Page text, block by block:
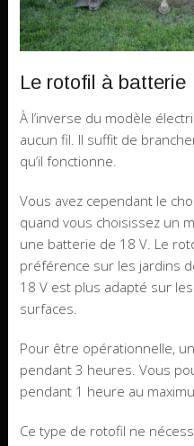
Le rotofil à batterie
À l’inverse du modèle
aucun fil. Il suffit de
qu’il fonctionne.
Vous avez cependant le
quand vous choisissez un
une batterie de 18 V. Le
préférence sur les jardins
18 V est plus adapté sur
surfaces.
Pour être opérationnelle,
pendant 3 heures. Vous
pendant 1 heure au
Ce type de rotofil ne